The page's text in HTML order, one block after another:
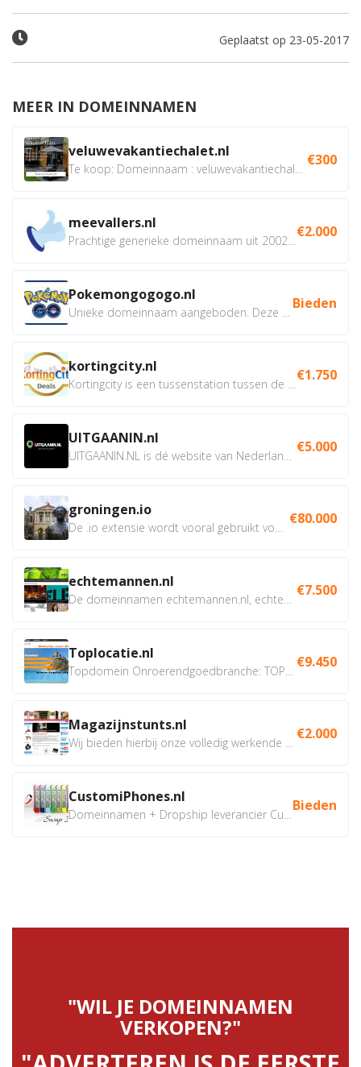
Geplaatst op 23-05-2017
MEER IN DOMEINNAMEN
veluwevakantiechalet.nl €300
meevallers.nl €2.000
Pokemongogogo.nl Bieden
kortingcity.nl €1.750
UITGAANIN.nl €5.000
groningen.io €80.000
echtemannen.nl €7.500
Toplocatie.nl €9.450
Magazijnstunts.nl €2.000
CustomiPhones.nl Bieden
"WIL JE DOMEINNAMEN
VERKOPEN?"